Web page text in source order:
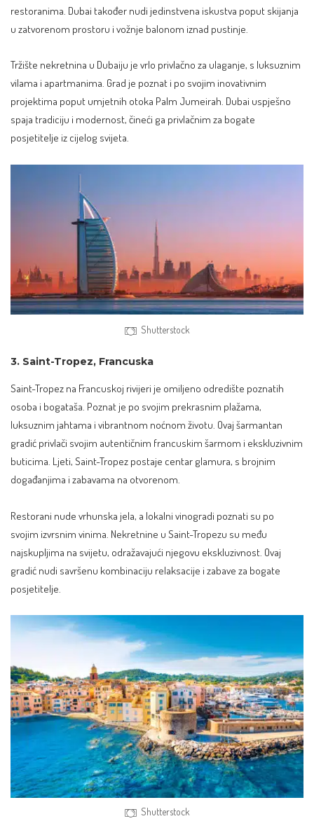
restoranima. Dubai također nudi jedinstvena iskustva poput skijanja
u zatvorenom prostoru i vožnje balonom iznad pustinje.
Tržište nekretnina u Dubaiju je vrlo privlačno za ulaganje, s luksuznim
vilama i apartmanima. Grad je poznat i po svojim inovativnim
projektima poput umjetnih otoka Palm Jumeirah. Dubai uspješno
spaja tradiciju i modernost, čineći ga privlačnim za bogate
posjetitelje iz cijelog svijeta.
Shutterstock
3. Saint-Tropez, Francuska
Saint-Tropez na Francuskoj rivijeri je omiljeno odredište poznatih
osoba i bogataša. Poznat je po svojim prekrasnim plažama,
luksuznim jahtama i vibrantnom noćnom životu. Ovaj šarmantan
gradić privlači svojim autentičnim francuskim šarmom i ekskluzivnim
buticima. Ljeti, Saint-Tropez postaje centar glamura, s brojnim
događanjima i zabavama na otvorenom.
Restorani nude vrhunska jela, a lokalni vinogradi poznati su po
svojim izvrsnim vinima. Nekretnine u Saint-Tropezu su među
najskupljima na svijetu, odražavajući njegovu ekskluzivnost. Ovaj
gradić nudi savršenu kombinaciju relaksacije i zabave za bogate
posjetitelje.
Shutterstock